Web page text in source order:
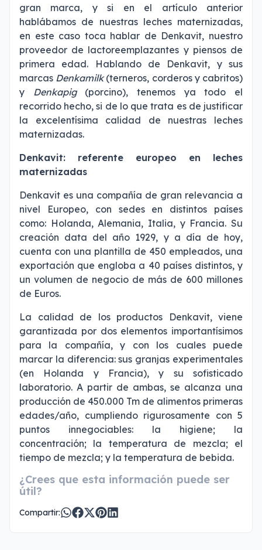
gran marca, y si en el artículo anterior
hablábamos de nuestras leches maternizadas,
en este caso toca hablar de Denkavit, nuestro
proveedor de lactoreemplazantes y piensos de
primera edad. Hablando de Denkavit, y sus
marcas Denkamilk(terneros, corderos y cabritos)
y Denkapig(porcino), tenemos ya todo el
recorrido hecho, si de lo que trata es de justificar
la excelentísima calidad de nuestras leches
maternizadas.
Denkavit: referente europeo en leches
maternizadas
Denkavit es una compañía de gran relevancia a
nivel Europeo, con sedes en distintos países
como: Holanda, Alemania, Italia, y Francia. Su
creación data del año 1929, y a día de hoy,
cuenta con una plantilla de 450 empleados, una
exportación que engloba a 40 países distintos, y
un volumen de negocio de más de 600 millones
de Euros.
La calidad de los productos Denkavit, viene
garantizada por dos elementos importantísimos
para la compañía, y con los cuales puede
marcar la diferencia: sus granjas experimentales
(en Holanda y Francia), y su sofisticado
laboratorio. A partir de ambas, se alcanza una
producción de 450.000 Tm de alimentos primeras
edades/año, cumpliendo rigurosamente con 5
puntos innegociables: la higiene; la
concentración; la temperatura de mezcla; el
tiempo de mezcla; y la temperatura de bebida.
¿Crees que esta información puede ser
útil?
Compartir: